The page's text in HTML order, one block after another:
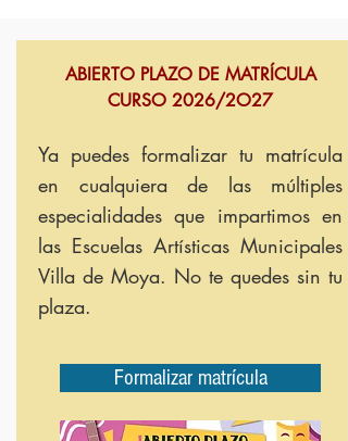
ABIERTO PLAZO DE MATRÍCULA
CURSO 2026/2O27
Ya puedes formalizar tu matrícula
en cualquiera de las múltiples
especialidades que impartimos en
las Escuelas Artísticas Municipales
Villa de Moya. No te quedes sin tu
plaza.
Formalizar matrícula